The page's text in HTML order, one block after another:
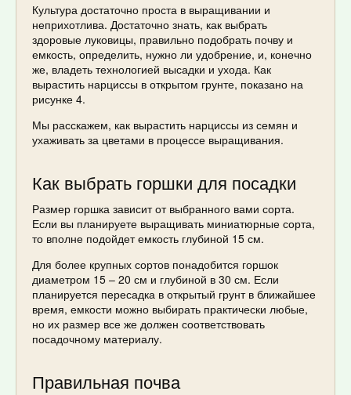
Культура достаточно проста в выращивании и
неприхотлива. Достаточно знать, как выбрать
здоровые луковицы, правильно подобрать почву и
емкость, определить, нужно ли удобрение, и, конечно
же, владеть технологией высадки и ухода. Как
вырастить нарциссы в открытом грунте, показано на
рисунке 4.
Мы расскажем, как вырастить нарциссы из семян и
ухаживать за цветами в процессе выращивания.
Как выбрать горшки для посадки
Размер горшка зависит от выбранного вами сорта.
Если вы планируете выращивать миниатюрные сорта,
то вполне подойдет емкость глубиной 15 см.
Для более крупных сортов понадобится горшок
диаметром 15 – 20 см и глубиной в 30 см. Если
планируется пересадка в открытый грунт в ближайшее
время, емкости можно выбирать практически любые,
но их размер все же должен соответствовать
посадочному материалу.
Правильная почва